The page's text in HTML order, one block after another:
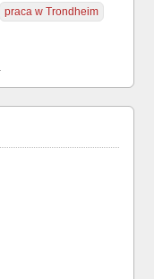
praca w Trondheim